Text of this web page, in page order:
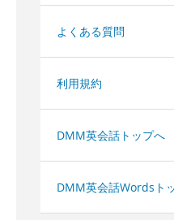
よくある質問
利用規約
DMM英会話トップへ
DMM英会話Wordsト